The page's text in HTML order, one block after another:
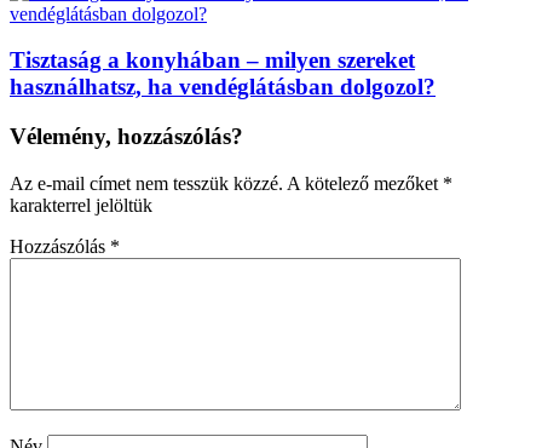
Tisztaság a konyhában – milyen szereket
használhatsz, ha vendéglátásban dolgozol?
Vélemény, hozzászólás?
Az e-mail címet nem tesszük közzé. A kötelező mezőket *
karakterrel jelöltük
Hozzászólás *